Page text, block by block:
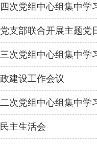
次党组中心组集中学
支部联合开展主题党
次党组中心组集中学
建设工作会议
次党组中心组集中学
主生活会